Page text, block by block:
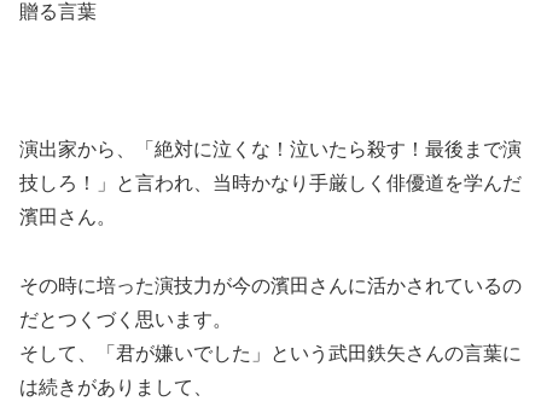
贈る言葉
演出家から、「絶対に泣くな！泣いたら殺す！最後まで演
技しろ！」と言われ、当時かなり手厳しく俳優道を学んだ
濱田さん。
その時に培った演技力が今の濱田さんに活かされているの
だとつくづく思います。
そして、
「君が嫌いでした」
という武田鉄矢さんの言葉に
は続きがありまして、